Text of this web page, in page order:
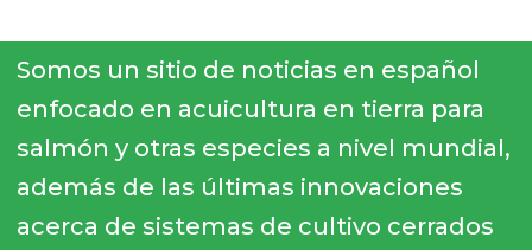
Somos un sitio de noticias en español
enfocado en acuicultura en tierra para
salmón y otras especies a nivel mundial,
además de las últimas innovaciones
acerca de sistemas de cultivo cerrados